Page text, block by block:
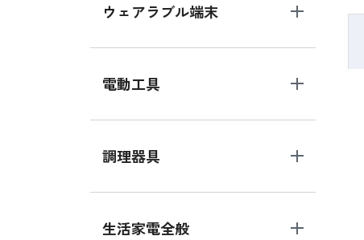
ウェアラブル端末
電動工具
調理器具
生活家電全般